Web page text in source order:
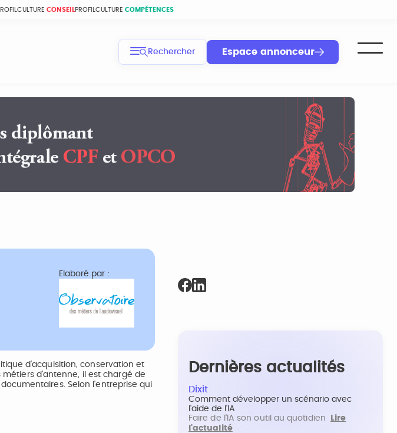
CONSEIL PROFILCULTURE COMPÉTENCES
Rechercher Espace annonceur
Elaboré par :
d'acquisition, conservation et
d'antenne, il est chargé de
Selon l'entreprise qui
Dernières actualités
Dixit
Comment développer un scénario avec
l'aide de l'IA
Faire de l'IA son outil au quotidien
Lire
l'actualité